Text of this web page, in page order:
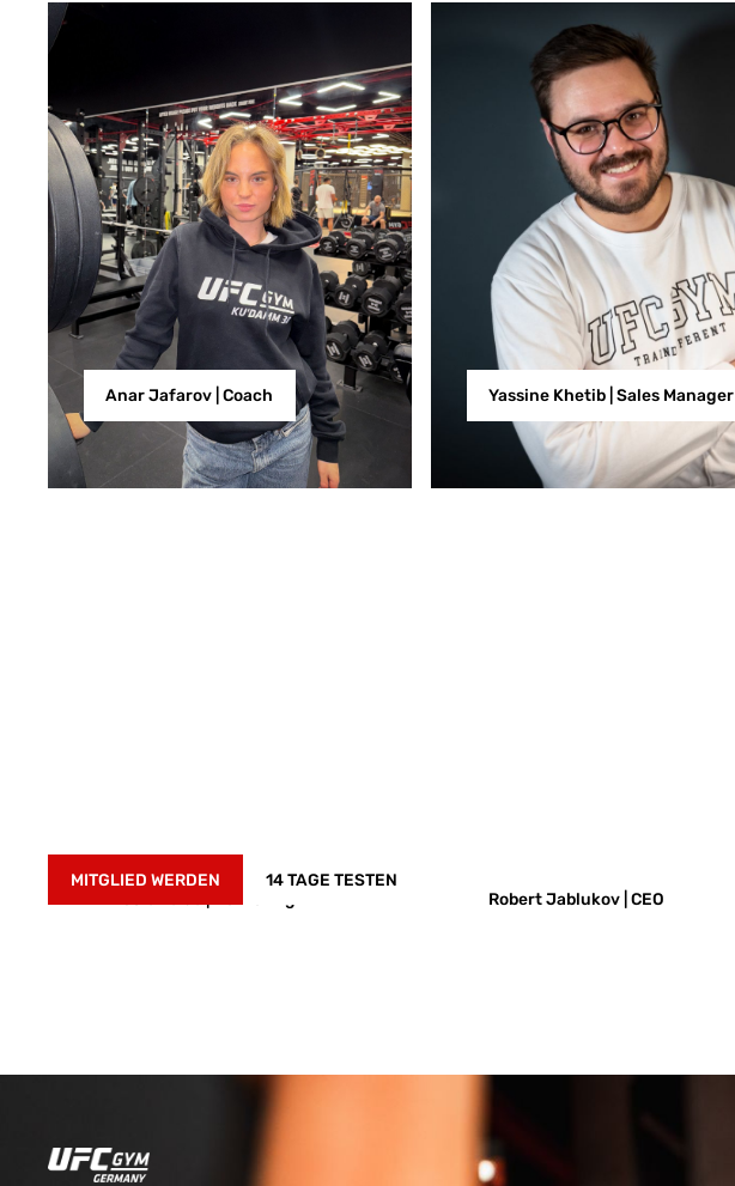
Anar Jafarov | Coach Yassine Khetib | Sales Manager
Robert Jablukov | CEO
MITGLIED WERDEN 14 TAGE TESTEN